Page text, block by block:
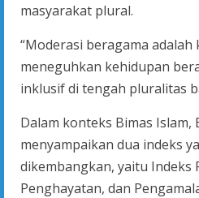
masyarakat plural.
“Moderasi beragama
meneguhkan kehidupan
inklusif di tengah pluralitas
Dalam konteks Bimas Islam,
menyampaikan dua indeks
dikembangkan, yaitu Indeks
Penghayatan, dan